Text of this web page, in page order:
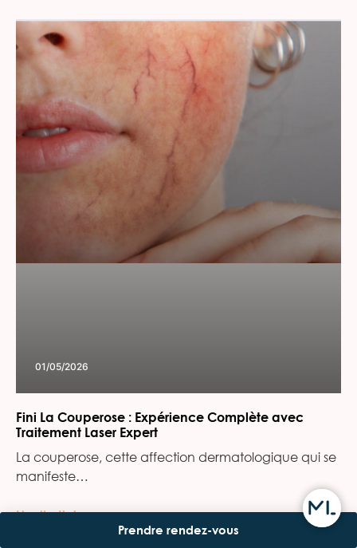
01/05/2026
Fini La Couperose : Expérience Complète avec
Traitement Laser Expert
La couperose, cette affection dermatologique qui se
manifeste…
Lire l’article
Prendre rendez-vous